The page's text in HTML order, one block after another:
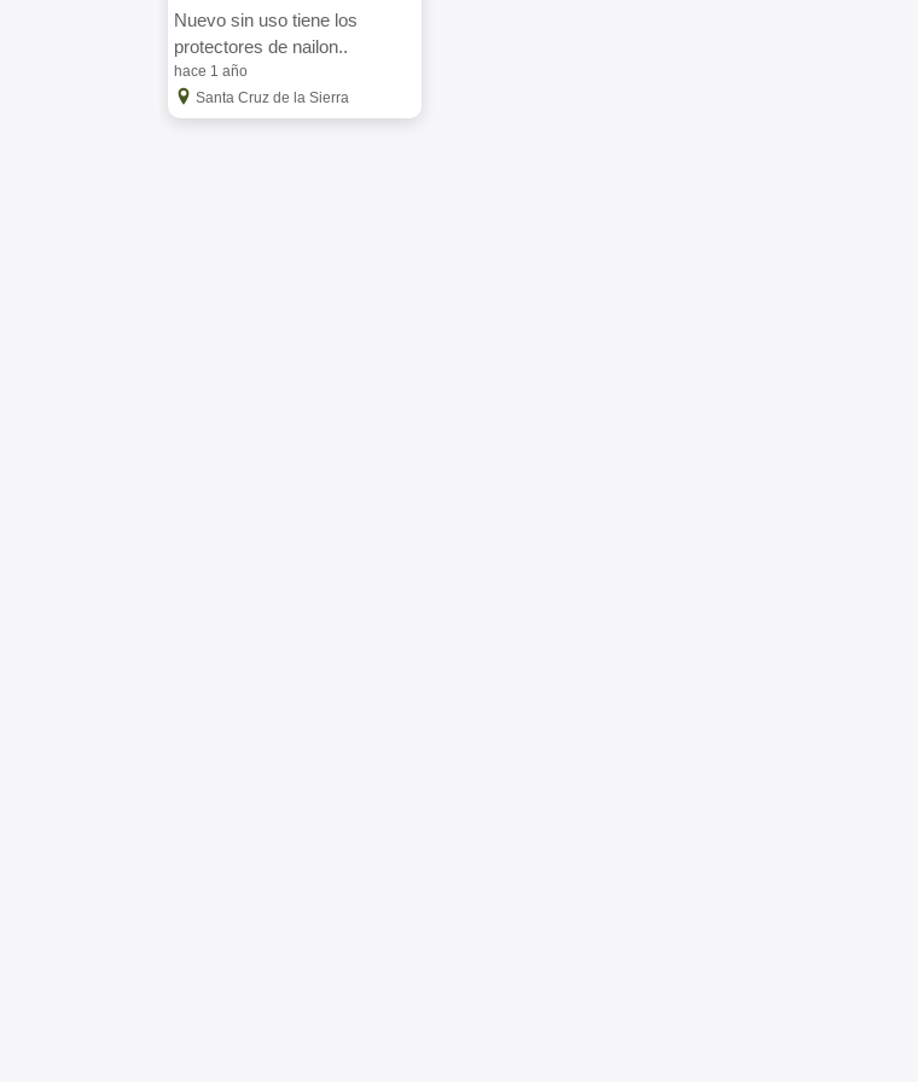
Nuevo sin uso tiene los
protectores de nailon..
hace 1 año
Santa Cruz de la Sierra